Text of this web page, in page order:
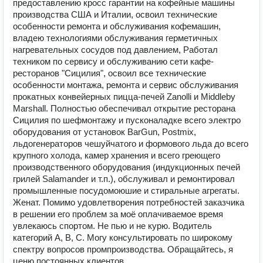
предоставлению кросс гарантии на кофейные машины
производства США и Италии, освоил технические
особенности ремонта и обслуживания кофемашин,
владею технологиями обслуживания герметичных
нагревательных сосудов под давлением, Работал
техником по сервису и обслуживанию сети кафе-
ресторанов "Сицилия", освоил все технические
особенности монтажа, ремонта и сервис обслуживания
прокатных конвейерных пицца-печей Zanolli и Middleby
Marshall. Полностью обеспечивал открытие ресторана
Сицилия по шефмонтажу и пусконаладке всего электро
оборудования от установок BarGun, Postmix,
льдогенераторов чешуйчатого и формового льда до всего
крупного холода, камер хранения и всего греющего
производственного оборудования (индукционных печей
грилей Salamander и т.п.), обслуживал и ремонтировал
промышленные посудомоюшие и стиральные агрегаты.
Женат. Помимо удовлетворения потребностей заказчика
в решении его проблем за моё оплачиваемое время
увлекаюсь спортом. Не пью и не курю. Водитель
категорий А, В, С. Могу консультировать по широкому
спектру вопросов промпроизводства. Обращайтесь, я
ценю постоянных клиентов.